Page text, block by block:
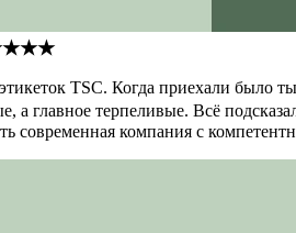
TSC. Когда приехали было
а главное терпеливые. Всё
современная компания с